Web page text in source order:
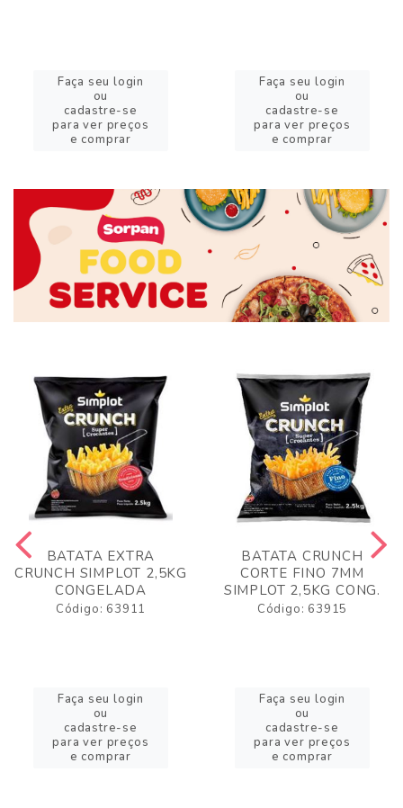
Faça seu login
ou
cadastre-se
para ver preços
e comprar
Faça seu login
ou
cadastre-se
para ver preços
e comprar
BATATA EXTRA
CRUNCH SIMPLOT 2,5KG
CONGELADA
Código: 63911
Faça seu login
ou
cadastre-se
para ver preços
e comprar
BATATA CRUNCH
CORTE FINO 7MM
SIMPLOT 2,5KG CONG.
Código: 63915
Faça seu login
ou
cadastre-se
para ver preços
e comprar